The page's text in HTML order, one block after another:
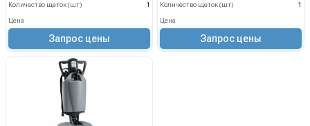
Количество щеток (шт)
1
Цена
Запрос цены
Количество щеток (шт)
1
Цена
Запрос цены